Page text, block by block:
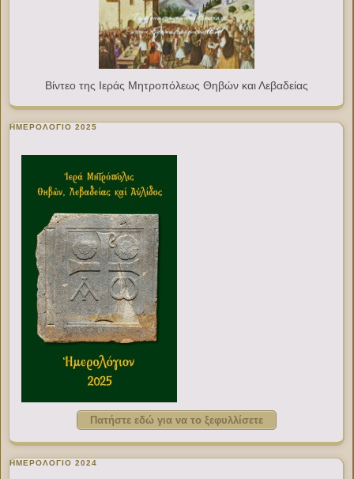
Βίντεο της Ιεράς Μητροπόλεως Θηβών και Λεβαδείας
ΗΜΕΡΟΛΟΓΙΟ 2025
Πατήστε εδώ για να το ξεφυλλίσετε
ΗΜΕΡΟΛΟΓΙΟ 2024